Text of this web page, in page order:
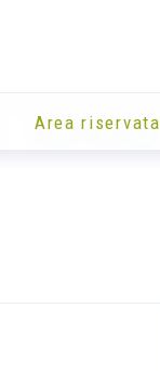
Area riservata